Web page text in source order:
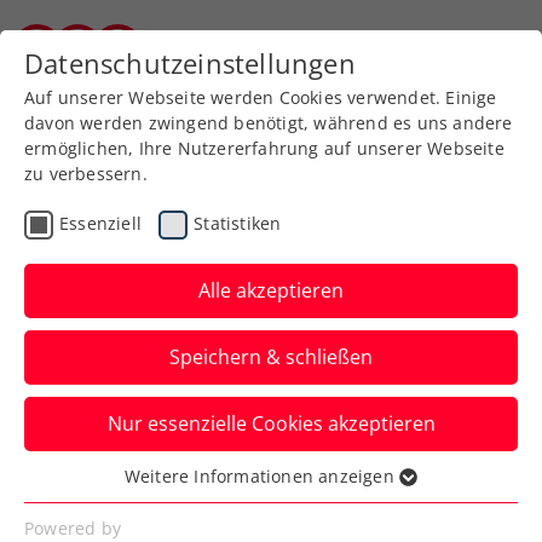
Zurück zur Newsübersicht
Turniere
BTV-Jugend-Hallen-LM:
Papierform war Trumpf
Bei den Landesmeisterschaften der
Jugend in der Tennishalle in Oslip setzten
sich durchwegs die Favoriten durch. Bei
den U16-Burschen überraschte Julian
Erhardt aus Schattendorf.
Verfasst von: BTV-Presse, 14.01.2026
Datenschutzeinstellungen
Auf unserer Webseite werden Cookies verwendet. Einige
davon werden zwingend benötigt, während es uns andere
ermöglichen, Ihre Nutzererfahrung auf unserer Webseite
zu verbessern.
Essenziell Statistiken
Alle akzeptieren
Speichern & schließen
Nur essenzielle Cookies akzeptieren
Essenziell
Essenzielle Cookies werden für grundlegende
Weitere Informationen anzeigen
Powered by